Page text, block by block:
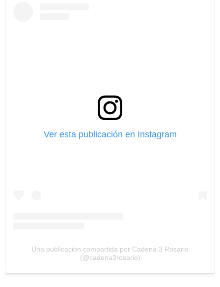
Ver esta publicación en Instagram
Una publicación compartida por Cadena 3 Rosario
(@cadena3rosario)